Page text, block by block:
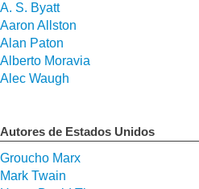
A. S. Byatt
Aaron Allston
Alan Paton
Alberto Moravia
Alec Waugh
Autores de Estados Unidos
Groucho Marx
Mark Twain